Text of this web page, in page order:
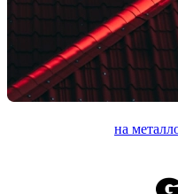
на